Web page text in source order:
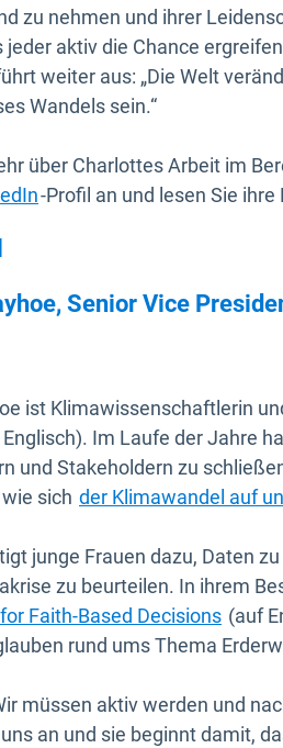
zu nehmen und ihrer
jeder aktiv die Chance
weiter aus: „Die Welt
Wandels sein.“
über Charlottes Arbeit im
In neuem Fenster öffnen
-Profil an und lesen Sie ihre
Senior Vice
ist Klimawissenschaftlerin
Fenster öffnen
Im Laufe der Jahre
und Stakeholdern zu
sich der Klimawandel auf
junge Frauen dazu, Daten
zu beurteilen. In ihrem
Faith-Based DecisionsIn(auf
rund ums Thema
müssen aktiv werden und
an und sie beginnt damit,